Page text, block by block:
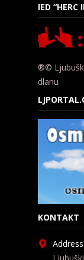
IED “HERC
®©
dlanu
KONTAKT
Address: